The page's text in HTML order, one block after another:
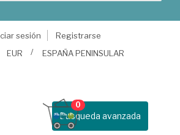
sesión
Registrarse
EUR ESPAÑA PENINSULAR
Busqueda avanzada
0